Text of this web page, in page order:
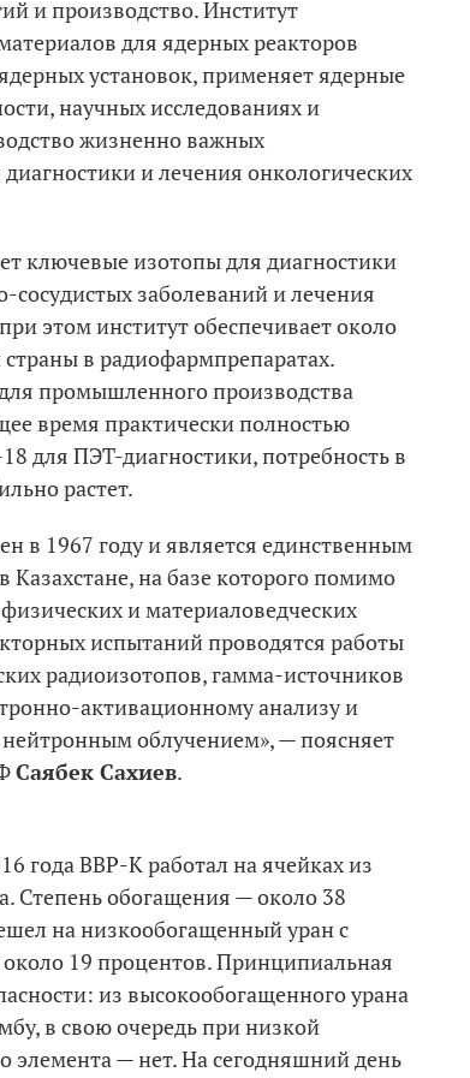
и производство. Институт
для ядерных реакторов
установок, применяет ядерные
научных исследованиях и
жизненно важных
и лечения онкологических
ключевые изотопы для диагностики
сосудистых заболеваний и лечения
этом институт обеспечивает около
в радиофармпрепаратах.
промышленного производства
время практически полностью
для ПЭТ-диагностики, потребность в
растет.
в 1967 году и является единственным
на базе которого помимо
и материаловедческих
испытаний проводятся работы
радиоизотопов, гамма-источников
активационному анализу и
облучением», — поясняет
Саябек Сахиев.
года ВВР-К работал на ячейках из
Степень обогащения — около 38
на низкообогащенный уран с
19 процентов. Принципиальная
из высокообогащенного урана
в свою очередь при низкой
элемента — нет. На сегодняшний день